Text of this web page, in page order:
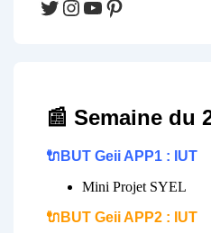
Twitter
Instagram
YouTube
Pinterest